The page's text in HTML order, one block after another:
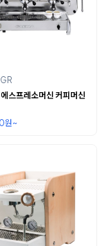
스프레소머신 커피머신
원~